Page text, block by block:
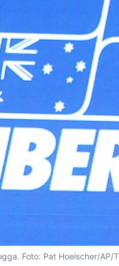
Foto: Pat Hoelscher/AP/